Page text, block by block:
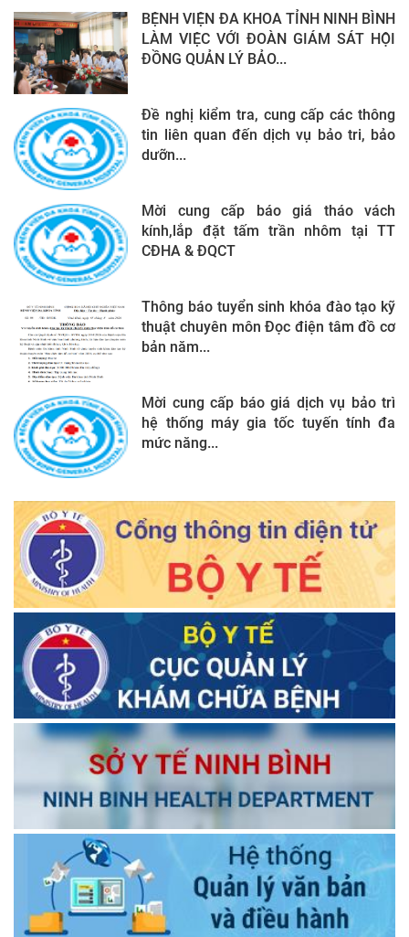
BỆNH VIỆN ĐA KHOA TỈNH NINH BÌNH
LÀM VIỆC VỚI ĐOÀN GIÁM SÁT HỘI
ĐỒNG QUẢN LÝ BẢO...
Đề nghị kiểm tra, cung cấp các thông
tin liên quan đến dịch vụ bảo tri, bảo
dưỡn...
Mời cung cấp báo giá tháo vách
kính,lắp đặt tấm trần nhôm tại TT
CĐHA & ĐQCT
Thông báo tuyển sinh khóa đào tạo kỹ
thuật chuyên môn Đọc điện tâm đồ cơ
bản năm...
Mời cung cấp báo giá dịch vụ bảo trì
hệ thống máy gia tốc tuyến tính đa
mức năng...